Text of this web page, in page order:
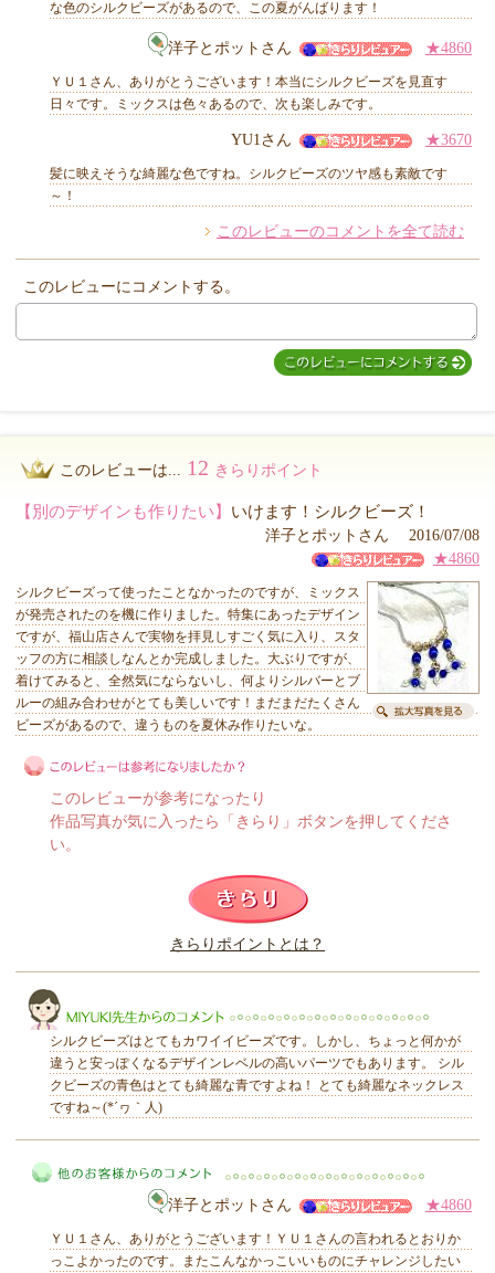
な色のシルクビーズがあるので、この夏がんばります！
洋子とポットさん ★4860
ＹＵ１さん、ありがとうございます！本当にシルクビーズを見直す
日々です。ミックスは色々あるので、次も楽しみです。
YU1さん ★3670
髪に映えそうな綺麗な色ですね。シルクビーズのツヤ感も素敵です
～！
このレビューのコメントを全て読む
このレビューにコメントする。
このレビューは... 12 きらりポイント
【別のデザインも作りたい】 いけます！シルクビーズ！
洋子とポットさん 2016/07/08
★4860
シルクビーズって使ったことなかったのですが、ミックス
が発売されたのを機に作りました。特集にあったデザイン
ですが、福山店さんで実物を拝見しすごく気に入り、スタ
ッフの方に相談しなんとか完成しました。大ぶりですが、
着けてみると、全然気にならないし、何よりシルバーとブ
ルーの組み合わせがとても美しいです！まだまだたくさん
ビーズがあるので、違うものを夏休み作りたいな。
このレビューは参考になりましたか？
このレビューが参考になったり
作品写真が気に入ったら「きらり」ボタンを押してくださ
い。
きらり
きらりポイントとは？
シルクビーズはとてもカワイイビーズです。しかし、ちょっと何かが
違うと安っぽくなるデザインレベルの高いパーツでもあります。 シル
クビーズの青色はとても綺麗な青ですよね！ とても綺麗なネックレス
ですね～(*´ヮ｀人)
洋子とポットさん ★4860
ＹＵ１さん、ありがとうございます！ＹＵ１さんの言われるとおりか
っこよかったのです。またこんなかっこいいものにチャレンジしたい